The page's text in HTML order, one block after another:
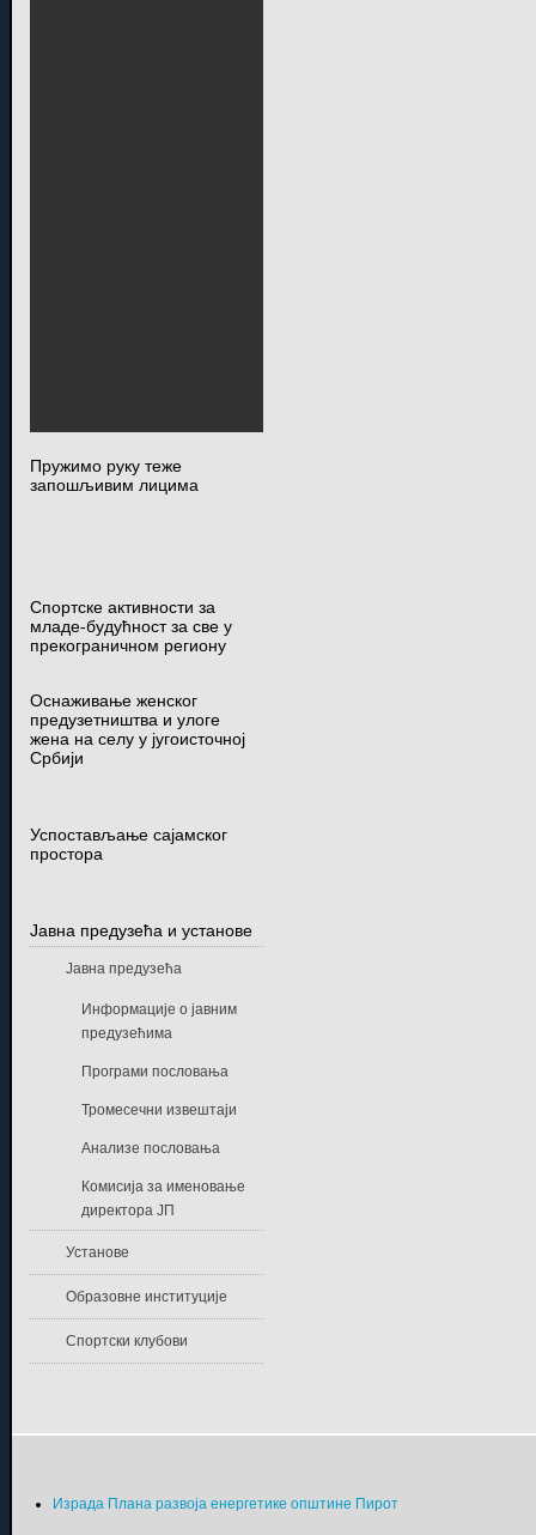
Пружимо руку теже
запошљивим лицима
Спортске активности за
младе-будућност за све у
прекограничном региону
Оснаживање женског
предузетништва и улоге
жена на селу у југоисточној
Србији
Успостављање сајамског
простора
Јавна предузећа и установе
Јавна предузећа
Информације о јавним
предузећима
Програми пословања
Тромесечни извештаји
Анализе пословања
Комисија за именовање
директора ЈП
Установе
Образовне институције
Спортски клубови
Израда Плана развоја енергетике општине Пирот